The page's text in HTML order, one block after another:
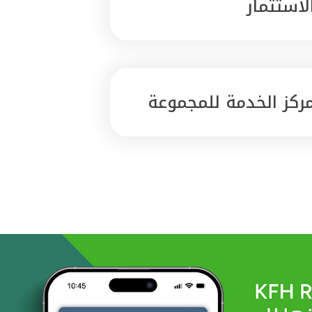
الخدمة للمجموعة